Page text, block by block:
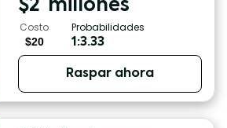
$2 millones
Costo
$20
Probabilidades
1:3.33
Raspar ahora